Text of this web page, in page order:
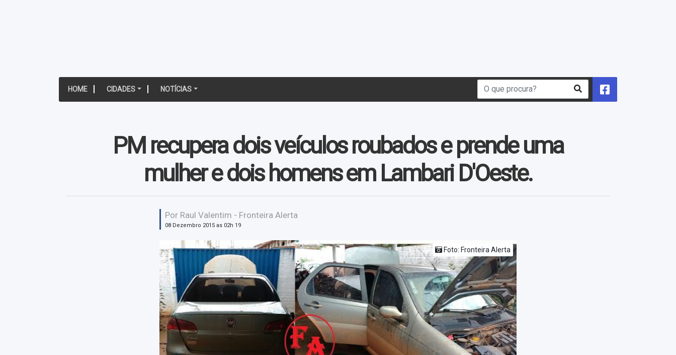
HOME CIDADES NOTÍCIAS
PM recupera dois veículos roubados e prende uma
mulher e dois homens em Lambari D'Oeste.
Por Raul Valentim - Fronteira Alerta
08 Dezembro 2015 as 02h 19
Foto: Fronteira Alerta